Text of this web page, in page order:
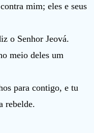
mim; eles e seus
o Senhor Jeová.
meio deles um
para contigo, e tu
rebelde.